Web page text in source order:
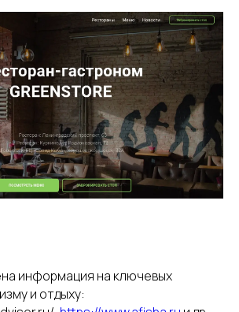
информация на ключевых
и отдыху: